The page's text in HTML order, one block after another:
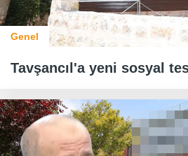
Genel
Tavşancıl'a yeni sosyal